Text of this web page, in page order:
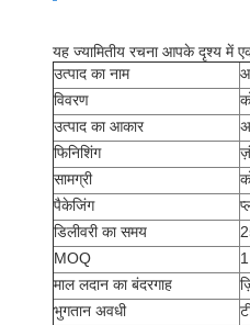
यह ज्यामितीय रचना आपके दृश्य में
उत्पाद का नाम
विवरण
उत्पाद का आकार
फिनिशिंग
सामग्री
पैकेजिंग
डिलीवरी का समय
MOQ
माल लदान का बंदरगाह
भुगतान अवधी